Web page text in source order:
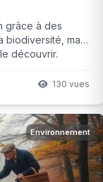
grâce à des
biodiversité, mais
découvrir.
130 vues
Environnement